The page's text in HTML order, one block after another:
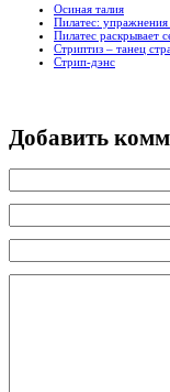
Осиная талия
Пилатес:
Пилатес раскрывает
Стриптиз – танец
Стрип-дэнс
Добавить